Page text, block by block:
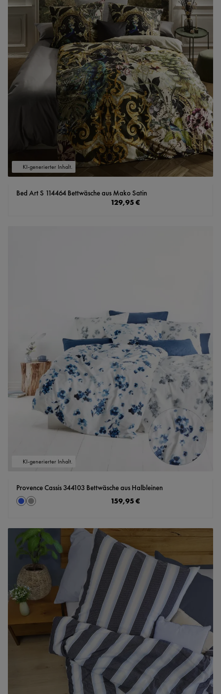
KI-generierter Inhalt.
Bed Art S 114464 Bettwäsche aus Mako Satin
Regulärer Preis:
129,95 €
KI-generierter Inhalt.
Provence Cassis 344103 Bettwäsche aus Halbleinen
Farbeauswählen
blaugrey
Regulärer Preis:
159,95 €